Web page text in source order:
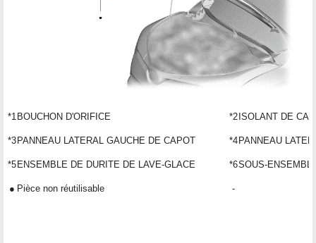
*1 BOUCHON D'ORIFICE *2 ISOLANT DE
*3 PANNEAU LATERAL GAUCHE DE CAPOT *4 PANNEAU
*5 ENSEMBLE DE DURITE DE LAVE-GLACE *6SOUS-
● Pièce non réutilisable -